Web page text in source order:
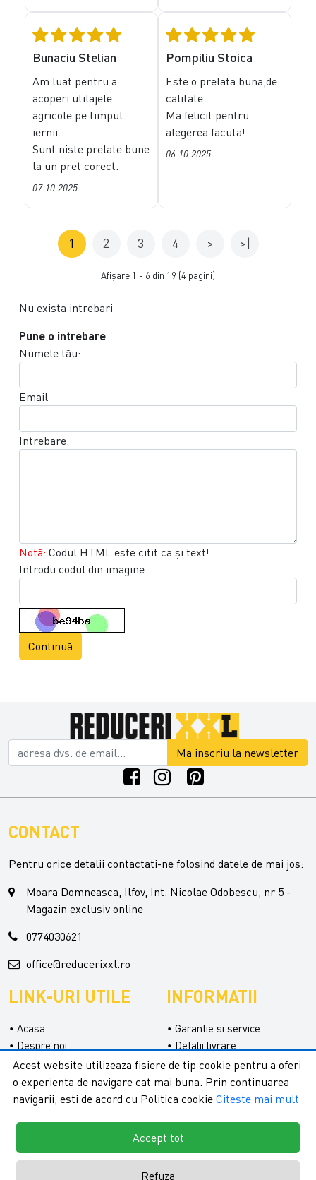
Bunaciu Stelian
Am luat pentru a
acoperi utilajele
agricole pe timpul
iernii.
Sunt niste prelate bune
la un pret corect.
07.10.2025
Pompiliu Stoica
Este o prelata buna,de
calitate.
Ma felicit pentru
alegerea facuta!
06.10.2025
1 2 3 4 > >|
Afişare 1 - 6 din 19 (4 pagini)
Nu exista intrebari
Pune o intrebare
Numele tău:
Email
Intrebare:
Notă: Codul HTML este citit ca şi text!
Introdu codul din imagine
Continuă
Ma inscriu la newsletter
CONTACT
Pentru orice detalii contactati-ne folosind datele de mai jos:
Moara Domneasca, Ilfov, Int. Nicolae Odobescu, nr 5 -
Magazin exclusiv online
0774030621
office@reducerixxl.ro
LINK-URI UTILE
Acasa
Despre noi
Categorii
Contact
Formular retur
INFORMATII
Garantie si service
Detalii livrare
Confidentialitate
Termeni si conditii
Acest website utilizeaza fisiere de tip cookie pentru a oferi
o experienta de navigare cat mai buna. Prin continuarea
navigarii, esti de acord cu Politica cookie Citeste mai mult
Accept tot
Refuza